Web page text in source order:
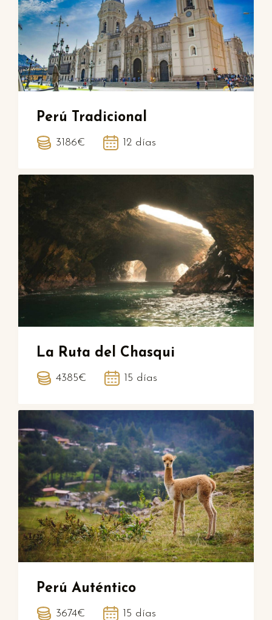
Perú Tradicional
3186€ 12 días
La Ruta del Chasqui
4385€ 15 días
Perú Auténtico
3674€ 15 días